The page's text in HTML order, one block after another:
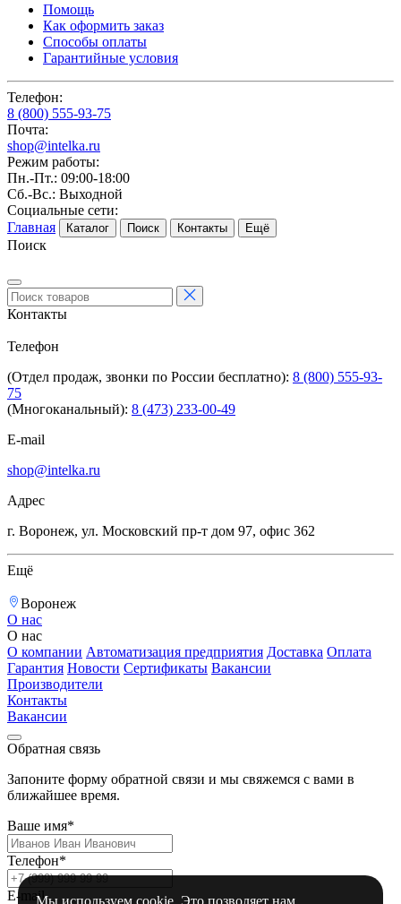
Помощь
Как оформить заказ
Способы оплаты
Гарантийные условия
Телефон:
8 (800) 555-93-75
Почта:
shop@intelka.ru
Режим работы:
Пн.-Пт.: 09:00-18:00
Сб.-Вс.: Выходной
Социальные сети:
Главная
Каталог Поиск Контакты Ещё
Поиск
Контакты
Телефон
(Отдел продаж, звонки по России бесплатно): 8 (800) 555-93-
75
(Многоканальный): 8 (473) 233-00-49
E-mail
shop@intelka.ru
Адрес
г. Воронеж, ул. Московский пр-т дом 97, офис 362
Ещё
Воронеж
О нас
О нас
О компании Автоматизация предприятия Доставка Оплата
Гарантия Новости Сертификаты Вакансии
Производители
Контакты
Вакансии
Обратная связь
Запоните форму обратной связи и мы свяжемся с вами в
ближайшее время.
Ваше имя*
Телефон*
E-mailМы используем cookie. Это позволяет нам